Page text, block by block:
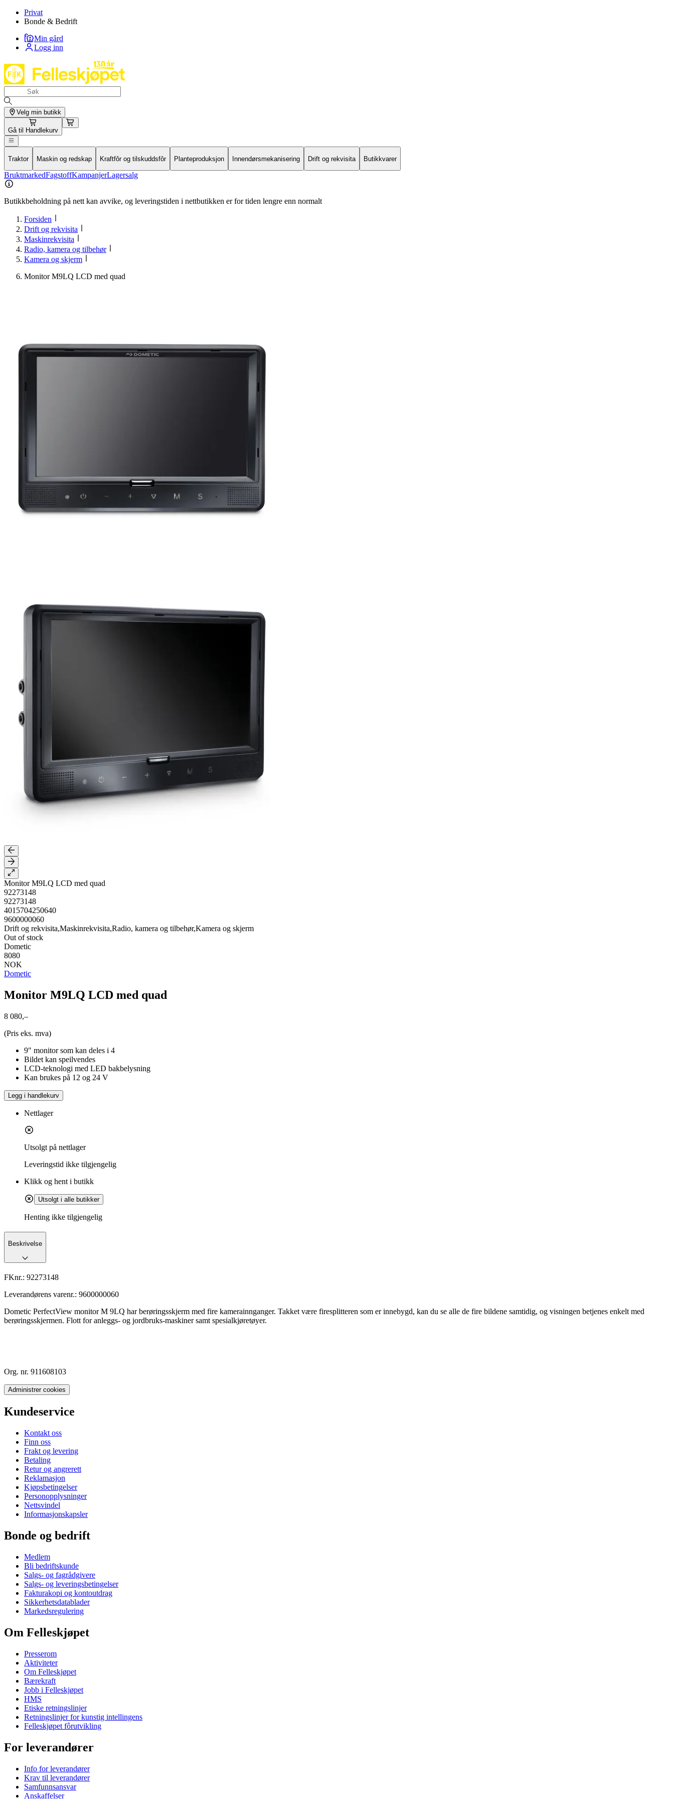
Privat
Bonde & Bedrift
Min gård
Logg inn
Velg min butikk
Gå til Handlekurv
Traktor Maskin og redskap Kraftfôr og tilskuddsfôr Planteproduksjon Innendørsmekanisering Drift og rekvisita Butikkvarer
BruktmarkedFagstoffKampanjerLagersalg
Butikkbeholdning på nett kan avvike, og leveringstiden i nettbutikken er for tiden lengre enn normalt
Forsiden
Drift og rekvisita
Maskinrekvisita
Radio, kamera og tilbehør
Kamera og skjerm
Monitor M9LQ LCD med quad
Monitor M9LQ LCD med quad
92273148
92273148
4015704250640
9600000060
Drift og rekvisita,Maskinrekvisita,Radio, kamera og tilbehør,Kamera og skjerm
Out of stock
Dometic
8080
NOK
Dometic
Monitor M9LQ LCD med quad
8 080,–
(Pris eks. mva)
9" monitor som kan deles i 4
Bildet kan speilvendes
LCD-teknologi med LED bakbelysning
Kan brukes på 12 og 24 V
Legg i handlekurv
Nettlager
Utsolgt på nettlager
Leveringstid ikke tilgjengelig
Klikk og hent i butikk
Utsolgt i alle butikker
Henting ikke tilgjengelig
Beskrivelse
FKnr.: 92273148
Leverandørens varenr.: 9600000060
Dometic PerfectView monitor M 9LQ har berøringsskjerm med fire kamerainnganger. Takket være firesplitteren som er innebygd, kan du se alle de fire bildene samtidig, og visningen betjenes enkelt med
berøringsskjermen. Flott for anleggs- og jordbruks-maskiner samt spesialkjøretøyer.
Org. nr. 911608103
Administrer cookies
Kundeservice
Kontakt oss
Finn oss
Frakt og levering
Betaling
Retur og angrerett
Reklamasjon
Kjøpsbetingelser
Personopplysninger
Nettsvindel
Informasjonskapsler
Bonde og bedrift
Medlem
Bli bedriftskunde
Salgs- og fagrådgivere
Salgs- og leveringsbetingelser
Fakturakopi og kontoutdrag
Sikkerhetsdatablader
Markedsregulering
Om Felleskjøpet
Presserom
Aktiviteter
Om Felleskjøpet
Bærekraft
Jobb i Felleskjøpet
HMS
Etiske retningslinjer
Retningslinjer for kunstig intellingens
Felleskjøpet fôrutvikling
For leverandører
Info for leverandører
Krav til leverandører
Samfunnsansvar
Anskaffelser